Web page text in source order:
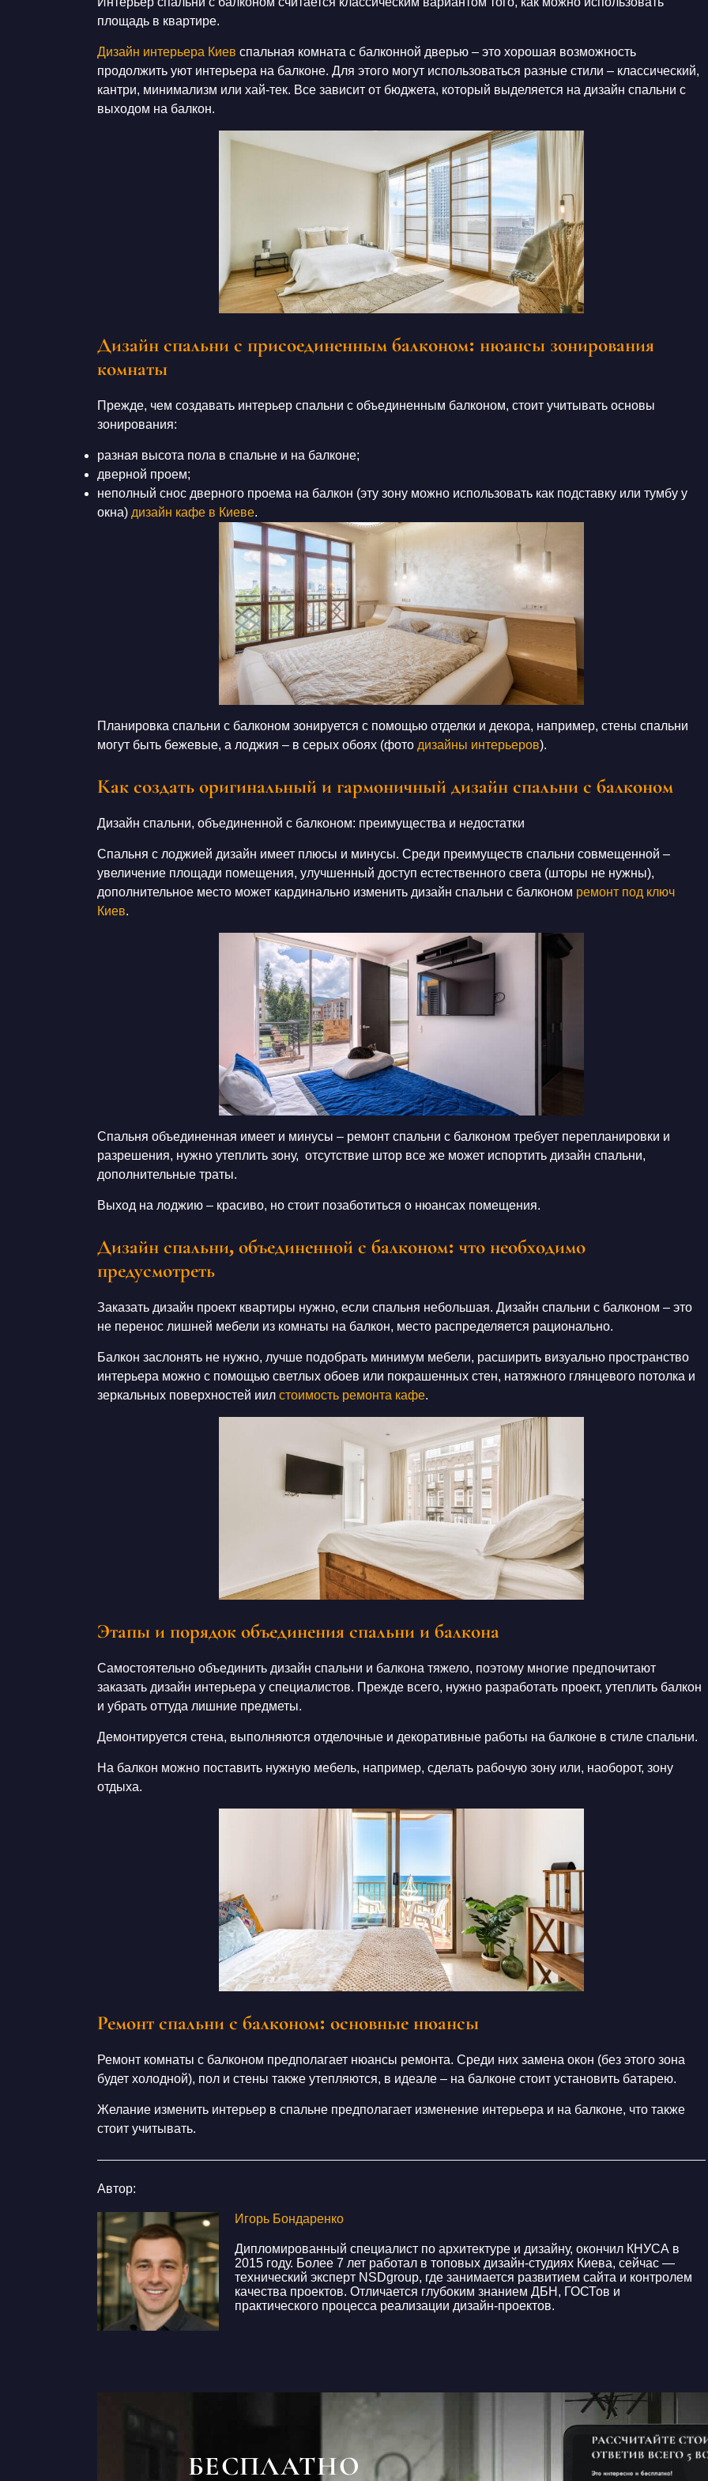
площадь в квартире.
Дизайн интерьера Киев спальная комната с балконной дверью – это хорошая возможность
продолжить уют интерьера на балконе. Для этого могут использоваться разные стили – классический,
кантри, минимализм или хай-тек. Все зависит от бюджета, который выделяется на дизайн спальни с
выходом на балкон.
Дизайн спальни с присоединенным балконом: нюансы зонирования
комнаты
Прежде, чем создавать интерьер спальни с объединенным балконом, стоит учитывать основы
зонирования:
разная высота пола в спальне и на балконе;
дверной проем;
неполный снос дверного проема на балкон (эту зону можно использовать как подставку или тумбу у
окна) дизайн кафе в Киеве.
Планировка спальни с балконом зонируется с помощью отделки и декора, например, стены спальни
могут быть бежевые, а лоджия – в серых обоях(фото дизайны интерьеров).
Как создать оригинальный и гармоничный дизайн спальни с балконом
Дизайн спальни, объединенной с балконом: преимущества и недостатки
Спальня с лоджией дизайн имеет плюсы и минусы. Среди преимуществ спальни совмещенной –
увеличение площади помещения, улучшенный доступ естественного света (шторы не нужны),
дополнительное место может кардинально изменить дизайн спальни с балконом ремонт под ключ
Киев.
Спальня объединенная имеет и минусы – ремонт спальни с балконом требует перепланировки и
разрешения, нужно утеплить зону, отсутствие штор все же может испортить дизайн спальни,
дополнительные траты.
Выход на лоджию – красиво, но стоит позаботиться о нюансах помещения.
Дизайн спальни, объединенной с балконом: что необходимо
предусмотреть
Заказать дизайн проект квартиры нужно, если спальня небольшая. Дизайн спальни с балконом – это
не перенос лишней мебели из комнаты на балкон, место распределяется рационально.
Балкон заслонять не нужно, лучше подобрать минимум мебели, расширить визуально пространство
интерьера можно с помощью светлых обоев или покрашенных стен, натяжного глянцевого потолка и
зеркальных поверхностей иил стоимость ремонта кафе.
Этапы и порядок объединения спальни и балкона
Самостоятельно объединить дизайн спальни и балкона тяжело, поэтому многие предпочитают
заказать дизайн интерьера у специалистов. Прежде всего, нужно разработать проект, утеплить балкон
и убрать оттуда лишние предметы.
Демонтируется стена, выполняются отделочные и декоративные работы на балконе в стиле спальни.
На балкон можно поставить нужную мебель, например, сделать рабочую зону или, наоборот, зону
отдыха.
Ремонт спальни с балконом: основные нюансы
Ремонт комнаты с балконом предполагает нюансы ремонта. Среди них замена окон (без этого зона
будет холодной), пол и стены также утепляются, в идеале – на балконе стоит установить батарею.
Желание изменить интерьер в спальне предполагает изменение интерьера и на балконе, что также
стоит учитывать.
Автор:
Игорь Бондаренко
Дипломированный специалист по архитектуре и дизайну, окончил КНУСА в
2015 году. Более 7 лет работал в топовых дизайн-студиях Киева, сейчас —
технический эксперт NSDgroup, где занимается развитием сайта и контролем
качества проектов. Отличается глубоким знанием ДБН, ГОСТов и
практического процесса реализации дизайн-проектов.
БЕСПЛАТНО